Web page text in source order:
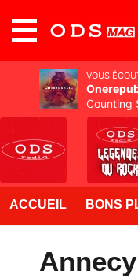
ACCUEIL BONS
VOUS
Counting